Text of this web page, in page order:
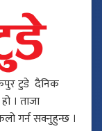
टुडे दैनिक
। ताजा
गर्न सक्नुहुन्छ ।